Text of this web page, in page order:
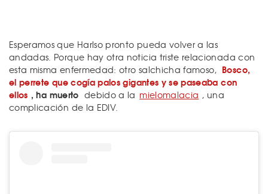
Esperamos que Harlso pronto pueda volver a las
andadas. Porque hay otra noticia triste relacionada con
esta misma enfermedad: otro salchicha famoso, Bosco,
el perrete que cogía palos gigantes y se paseaba con
ellos , ha muerto debido a la mielomalacia , una
complicación de la EDIV.